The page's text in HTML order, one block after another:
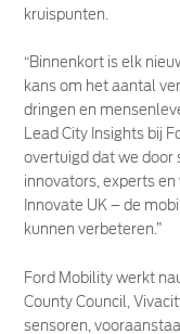
kruispunten.
“Binnenkort is elk
kans om het aantal
dringen en
Lead City Insights bij
overtuigd dat we door
innovators, experts
Innovate UK – de
kunnen verbeteren.”
Ford Mobility werkt
County Council,
sensoren,